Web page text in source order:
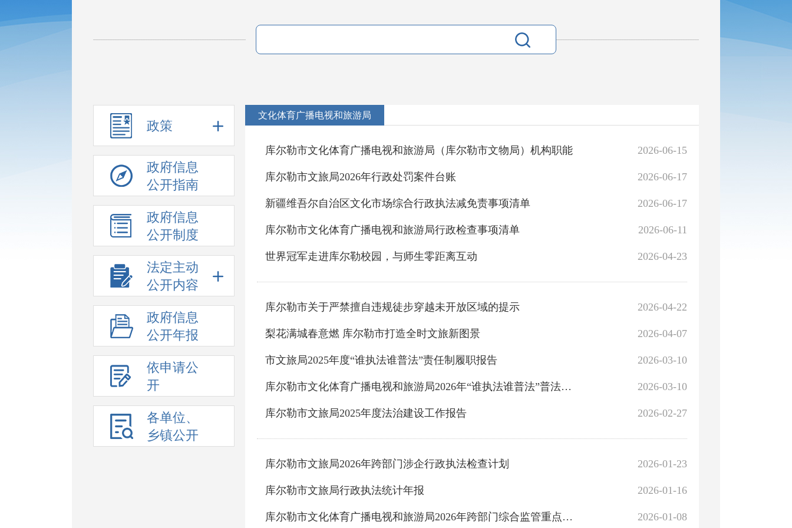
政策
政府信息
公开指南
政府信息
公开制度
法定主动
公开内容
政府信息
公开年报
依申请公
开
各单位、
乡镇公开
文化体育广播电视和旅游局
2026-06-15
库尔勒市文化体育广播电视和旅游局（库尔勒市文物局）机构职能
2026-06-17
库尔勒市文旅局2026年行政处罚案件台账
2026-06-17
新疆维吾尔自治区文化市场综合行政执法减免责事项清单
2026-06-11
库尔勒市文化体育广播电视和旅游局行政检查事项清单
2026-04-23
世界冠军走进库尔勒校园，与师生零距离互动
2026-04-22
库尔勒市关于严禁擅自违规徒步穿越未开放区域的提示
2026-04-07
梨花满城春意燃 库尔勒市打造全时文旅新图景
2026-03-10
市文旅局2025年度“谁执法谁普法”责任制履职报告
2026-03-10
库尔勒市文化体育广播电视和旅游局2026年“谁执法谁普法”普法责任清单
2026-02-27
库尔勒市文旅局2025年度法治建设工作报告
2026-01-23
库尔勒市文旅局2026年跨部门涉企行政执法检查计划
2026-01-16
库尔勒市文旅局行政执法统计年报
2026-01-08
库尔勒市文化体育广播电视和旅游局2026年跨部门综合监管重点事项抽查工作计划